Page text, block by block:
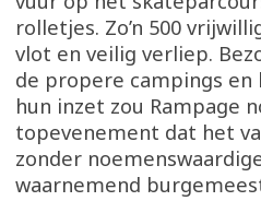
rolletjes. Zo’n 500
vlot en veilig verliep.
de propere campings
hun inzet zou Rampage
topevenement dat het
zonder
waarnemend